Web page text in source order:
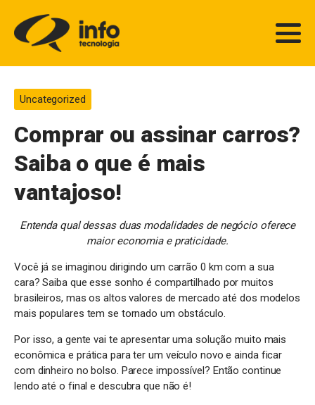
Uncategorized
Comprar ou assinar carros?
Saiba o que é mais
vantajoso!
Entenda qual dessas duas modalidades de negócio oferece
maior economia e praticidade.
Você já se imaginou dirigindo um carrão 0 km com a sua
cara? Saiba que esse sonho é compartilhado por muitos
brasileiros, mas os altos valores de mercado até dos modelos
mais populares tem se tornado um obstáculo.
Por isso, a gente vai te apresentar uma solução muito mais
econômica e prática para ter um veículo novo e ainda ficar
com dinheiro no bolso. Parece impossível? Então continue
lendo até o final e descubra que não é!